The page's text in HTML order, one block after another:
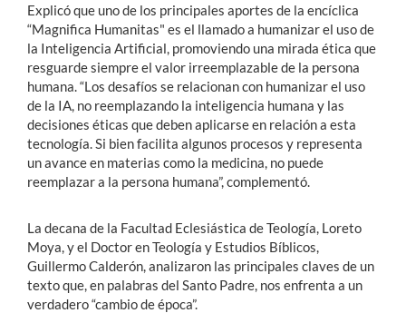
Explicó que uno de los principales aportes de la encíclica
“Magnifica Humanitas" es el llamado a humanizar el uso de
la Inteligencia Artificial, promoviendo una mirada ética que
resguarde siempre el valor irreemplazable de la persona
humana. “Los desafíos se relacionan con humanizar el uso
de la IA, no reemplazando la inteligencia humana y las
decisiones éticas que deben aplicarse en relación a esta
tecnología. Si bien facilita algunos procesos y representa
un avance en materias como la medicina, no puede
reemplazar a la persona humana”, complementó.
La decana de la Facultad Eclesiástica de Teología, Loreto
Moya, y el Doctor en Teología y Estudios Bíblicos,
Guillermo Calderón, analizaron las principales claves de un
texto que, en palabras del Santo Padre, nos enfrenta a un
verdadero “cambio de época”.